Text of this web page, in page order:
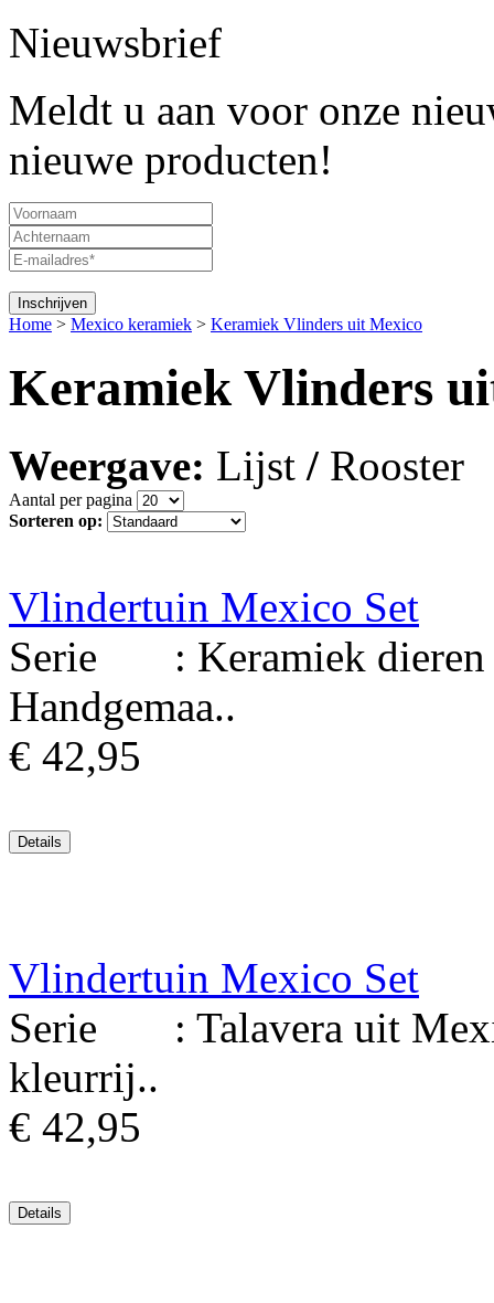
Nieuwsbrief
Meldt u aan voor onze
nieuwe producten!
Home > Mexico keramiek > Keramiek Vlinders uit Mexico
Keramiek Vlinders
Weergave: Lijst / Rooster
Aantal per pagina
Sorteren op:
Vlindertuin Mexico Set
Serie : Keramiek dieren
Handgemaa..
€ 42,95
Vlindertuin Mexico Set
Serie : Talavera uit
kleurrij..
€ 42,95